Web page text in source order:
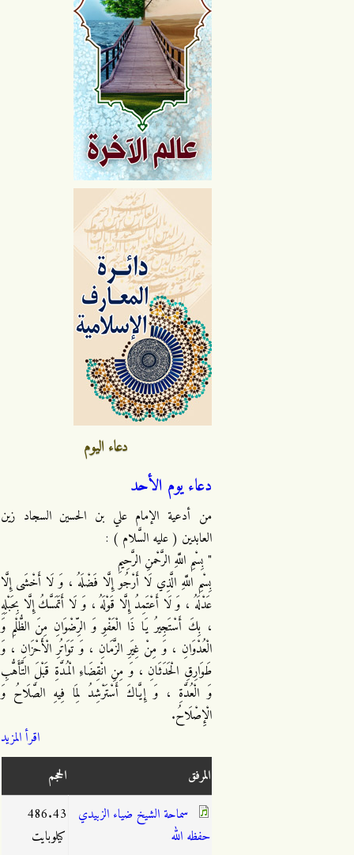
دعاء اليوم
دعاء يوم الأحد
من أدعية الإمام علي بن الحسين السجاد زين
العابدين ( عليه السَّلام ) :
" بِسْمِ اللَّهِ الرَّحْمنِ الرَّحِيمِ
بِسْمِ اللَّهِ الَّذِي لَا أَرْجُو إِلَّا فَضْلَهُ ، وَ لَا أَخْشَى إِلَّا
عَدْلَهُ ، وَ لَا أَعْتَمِدُ إِلَّا قَوْلَهُ ، وَ لَا أَتَمَسَّكُ إِلَّا بِحَبْلِهِ
، بِكَ أَسْتَجِيرُ يَا ذَا الْعَفْوِ وَ الرِّضْوَانِ مِنَ الظُّلْمِ وَ
الْعُدْوَانِ ، وَ مِنْ غِيَرِ الزَّمَانِ ، وَ تَوَاتُرِ الْأَحْزَانِ ، وَ
طَوَارِقِ الْحَدَثَانِ ، وَ مِنِ انْقِضَاءِ الْمُدَّةِ قَبْلَ التَّأَهُّبِ
وَ الْعُدَّةِ ، وَ إِيَّاكَ أَسْتَرْشِدُ لِمَا فِيهِ الصَّلَاحُ وَ
الْإِصْلَاحُ.
اقرأ المزيد
المرفق
الحجم
سماحة الشيخ ضياء الزبيدي
حفظه الله
486.43
كيلوبايت